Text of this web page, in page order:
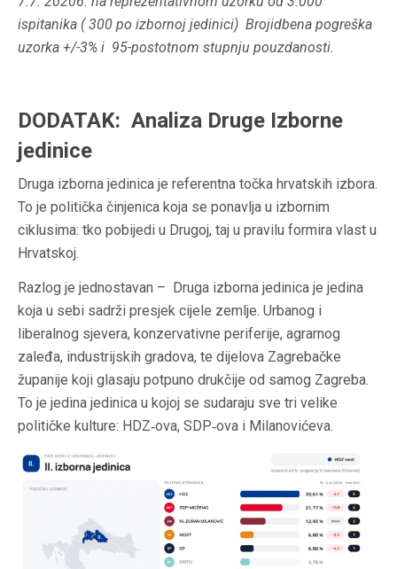
ispitanika ( 300 po izbornoj jedinici) Brojidbena pogreška
uzorka +/-3% i 95-postotnom stupnju pouzdanosti.
DODATAK: Analiza Druge Izborne
jedinice
Druga izborna jedinica je referentna točka hrvatskih izbora.
To je politička činjenica koja se ponavlja u izbornim
ciklusima: tko pobijedi u Drugoj, taj u pravilu formira vlast u
Hrvatskoj.
Razlog je jednostavan – Druga izborna jedinica je jedina
koja u sebi sadrži presjek cijele zemlje. Urbanog i
liberalnog sjevera, konzervativne periferije, agrarnog
zaleđa, industrijskih gradova, te dijelova Zagrebačke
županije koji glasaju potpuno drukčije od samog Zagreba.
To je jedina jedinica u kojoj se sudaraju sve tri velike
političke kulture: HDZ‑ova, SDP‑ova i Milanovićeva.